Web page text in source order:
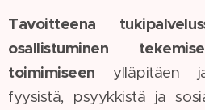
Tavoitteena
osallistuminen
toimimiseen ylläpitäen
fyysistä, psyykkistä ja